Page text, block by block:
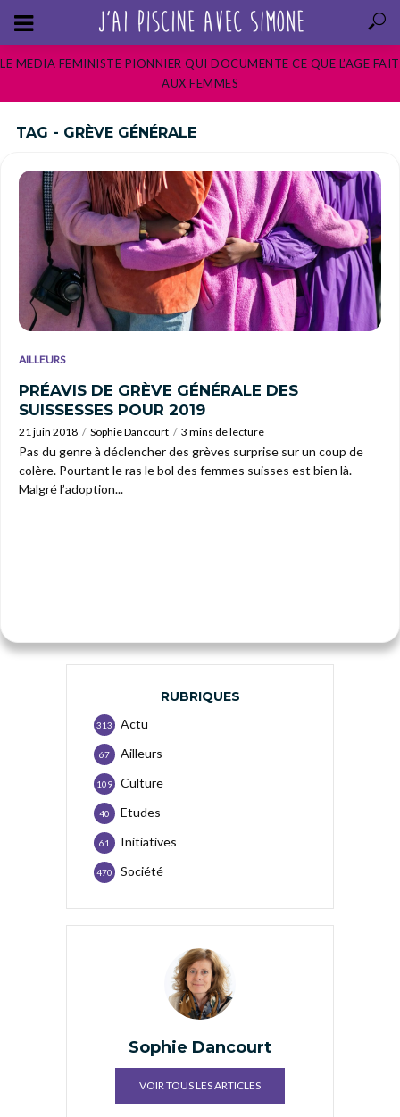
LE MEDIA FEMINISTE PIONNIER QUI DOCUMENTE CE QUE L’AGE FAIT
AUX FEMMES
TAG - GRÈVE GÉNÉRALE
AILLEURS
PRÉAVIS DE GRÈVE GÉNÉRALE DES
SUISSESSES POUR 2019
21 juin 2018 Sophie Dancourt 3 mins de lecture
Pas du genre à déclencher des grèves surprise sur un coup de
colère. Pourtant le ras le bol des femmes suisses est bien là.
Malgré l’adoption...
RUBRIQUES
Actu
313
Ailleurs
67
Culture
109
Etudes
40
Initiatives
61
Société
470
Sophie Dancourt
VOIR TOUS LES ARTICLES